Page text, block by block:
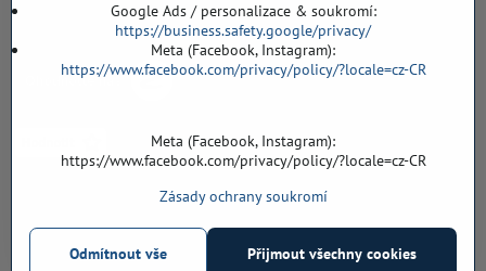
Google Ads / personalizace & soukromí:
https://business.safety.google/privacy/
Meta (Facebook, Instagram):
https://www.facebook.com/privacy/policy/?locale=cz-CR
Meta (Facebook, Instagram):
https://www.facebook.com/privacy/policy/?locale=cz-CR
Zásady ochrany soukromí
Přijmout všechny cookies
Odmítnout vše